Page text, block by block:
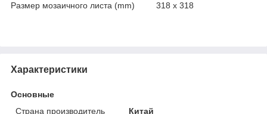
Размер мозаичного листа (mm) 318 x 318
Характеристики
Основные
Страна производитель
Китай